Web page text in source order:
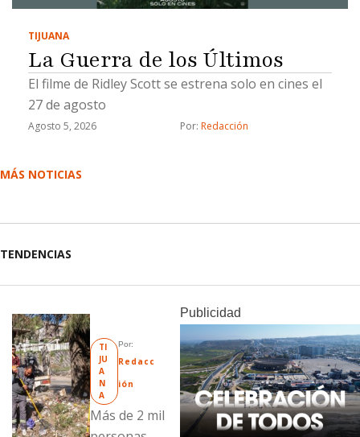
TIJUANA
La Guerra de los Últimos
El filme de Ridley Scott se estrena solo en cines el
27 de agosto
Agosto 5, 2026 Por: Redacción
MÁS NOTICIAS
TENDENCIAS
TI
JU
A
N
A
Por:
Redacc
ión
Más de 2 mil
Publicidad